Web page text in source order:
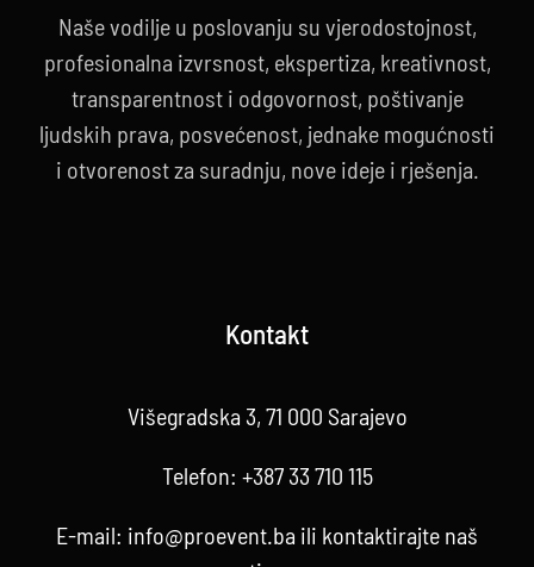
Naše vodilje u poslovanju su vjerodostojnost,
profesionalna izvrsnost, ekspertiza, kreativnost,
transparentnost i odgovornost, poštivanje
ljudskih prava, posvećenost, jednake mogućnosti
i otvorenost za suradnju, nove ideje i rješenja.
Kontakt
Višegradska 3, 71 000 Sarajevo
Telefon: +387 33 710 115
E-mail: info@proevent.ba ili kontaktirajte naš